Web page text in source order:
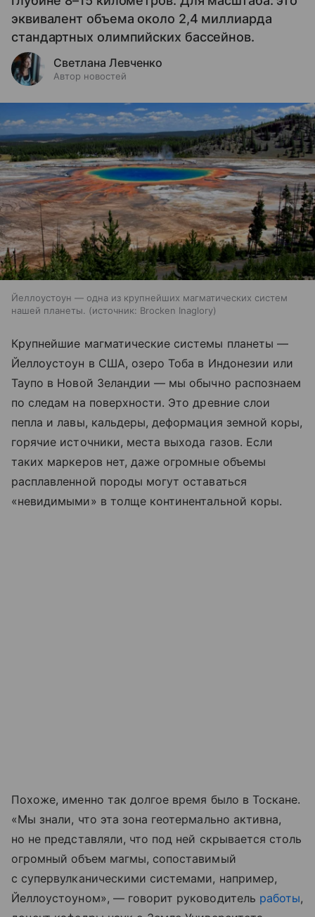
эквивалент объема около 2,4 миллиарда
стандартных олимпийских бассейнов.
Светлана Левченко
Автор новостей
Йеллоустоун — одна из крупнейших магматических систем
нашей планеты.
источник: Brocken Inaglory
Крупнейшие магматические системы планеты —
Йеллоустоун в США, озеро Тоба в Индонезии или
Таупо в Новой Зеландии — мы обычно распознаем
по следам на поверхности. Это древние слои
пепла и лавы, кальдеры, деформация земной коры,
горячие источники, места выхода газов. Если
таких маркеров нет, даже огромные объемы
расплавленной породы могут оставаться
«невидимыми» в толще континентальной коры.
Похоже, именно так долгое время было в Тоскане.
«Мы знали, что эта зона геотермально активна,
но не представляли, что под ней скрывается столь
огромный объем магмы, сопоставимый
с супервулканическими системами, например,
Йеллоустоуном», — говорит руководитель работы,